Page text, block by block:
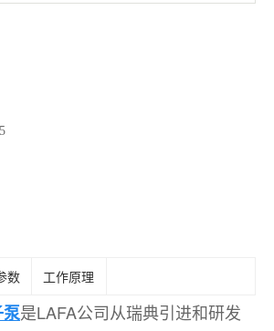
数 工作原理
是LAFA公司从瑞典引进和研发